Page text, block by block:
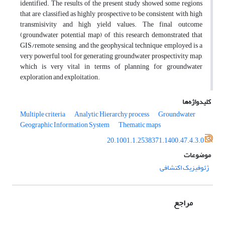
identified. The results of the present study showed some regions
that are classified as highly prospective to be consistent with high
transmisivity and high yield values. The final outcome
(groundwater potential map) of this research demonstrated that
GIS/remote sensing, and the geophysical technique employed is a
very powerful tool for generating groundwater prospectivity map,
which is very vital in terms of planning for groundwater
exploration and exploitation.
کلیدواژه‌ها
Multiple criteria
Analytic Hierarchy process Groundwater
Geographic Information System
Thematic maps
20.1001.1.2538371.1400.47.4.3.0
موضوعات
ژئوفیزیک اکتشافی
مراجع